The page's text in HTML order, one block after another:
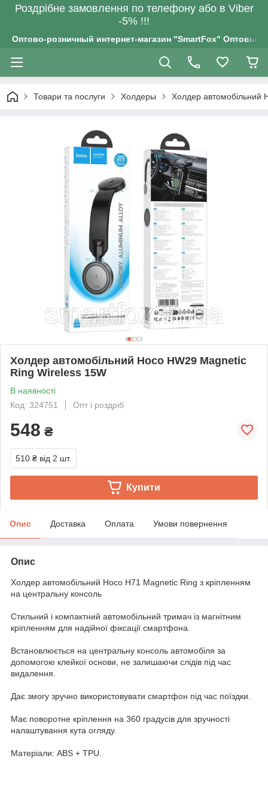
Роздрiбне замовлення по телефону або в Viber
-5% !!!
Оптово-розничный интернет-магазин "SmartFox" Оптовым
Товари та послуги Холдеры Холдер автомобільний
Холдер автомобільний Hoco HW29 Magnetic
Ring Wireless 15W
В наявності
Код: 324751
Опт і роздріб
548 ₴
510 ₴ від 2 шт.
Купити
Опис Доставка Оплата Умови повернення
Опис
Холдер автомобільний Hoco H71 Magnetic Ring з кріпленням
на центральну консоль
Стильний і компактний автомобільний тримач із магнітним
кріпленням для надійної фіксації смартфона.
Встановлюється на центральну консоль автомобіля за
допомогою клейкої основи, не залишаючи слідів під час
видалення.
Дає змогу зручно використовувати смартфон під час поїздки.
Має поворотне кріплення на 360 градусів для зручності
налаштування кута огляду.
Матеріали: ABS + TPU.